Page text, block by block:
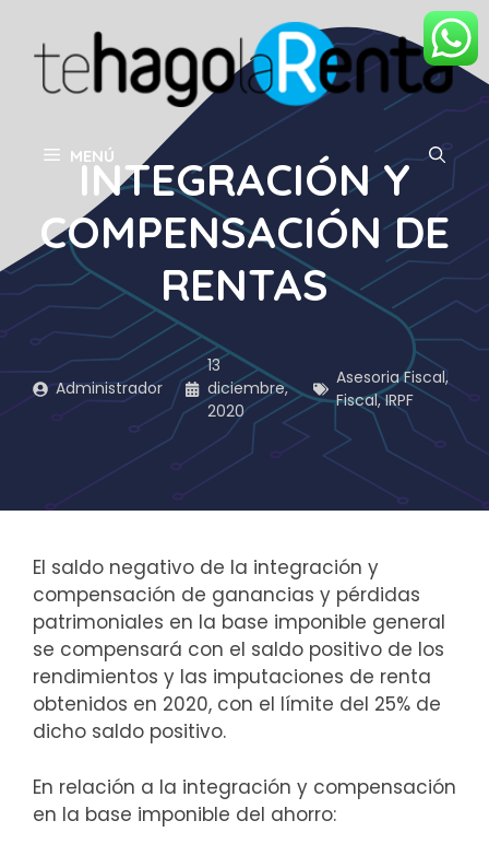
contenido
MENÚ
INTEGRACIÓN Y
COMPENSACIÓN DE
RENTAS
Administrador
13
diciembre,
2020
Asesoria Fiscal,
Fiscal,IRPF
El saldo negativo de la integración y
compensación de ganancias y pérdidas
patrimoniales en la base imponible general
se compensará con el saldo positivo de los
rendimientos y las imputaciones de renta
obtenidos en 2020, con el límite del 25% de
dicho saldo positivo.
En relación a la integración y compensación
en la base imponible del ahorro: